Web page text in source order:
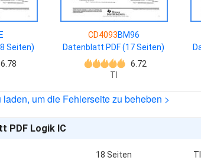
Seiten)
6.78
CD4093BM96
Datenblatt PDF (17 Seiten)
6.72
TI
um die Fehlerseite zu beheben >
PDF Logik IC
18 Seiten TI